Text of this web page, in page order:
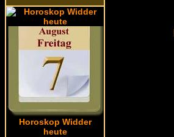
Horoskop Widder
heute